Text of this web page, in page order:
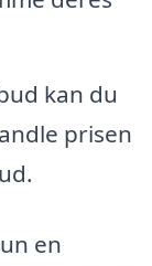
kan du
prisen
en